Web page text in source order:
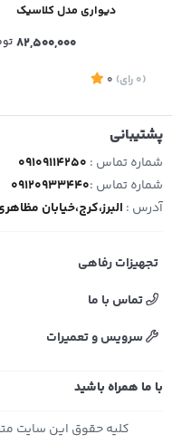
دیواری مدل کلاسیک
82,500,000
(0 رای)
0
پشتیبانی
شماره تماس : 09109114250
شماره تماس :09120933440
آدرس : البرز،کرج،خیابان
تجهیزات رفاهی
تماس با ما
سرویس و تعمیرات
با ما همراه باشید
کلیه حقوق این سایت